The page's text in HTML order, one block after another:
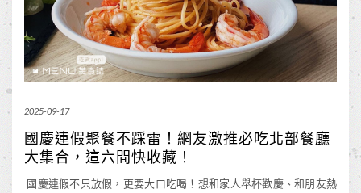
2025-09-17
國慶連假聚餐不踩雷！網友激推必吃北部餐廳
大集合，這六間快收藏！
國慶連假不只放假，更要大口吃喝！想和家人舉杯歡慶、和朋友熱